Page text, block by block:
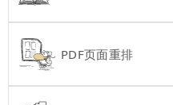
PDF页面重排